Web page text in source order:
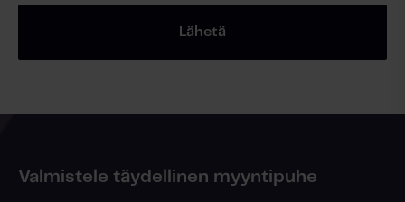
Valmistele täydellinen myyntipuhe